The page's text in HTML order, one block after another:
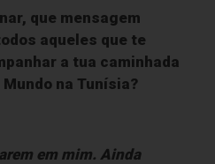
que mensagem
aqueles que te
a tua caminhada
na Tunísia?
em mim. Ainda